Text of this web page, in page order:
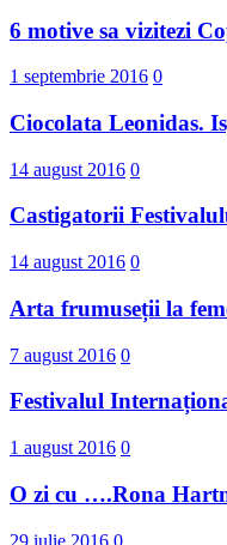
6 motive sa vizitezi
1 septembrie 2016 0
Ciocolata Leonidas.
14 august 2016 0
Castigatorii
14 august 2016 0
Arta frumuseții la
7 august 2016 0
Festivalul
1 august 2016 0
O zi cu ….Rona
29 iulie 2016 0